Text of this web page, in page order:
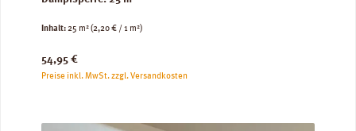
Inhalt:25 m²(2,20 € / 1 m²)
Regulärer Preis:
54,95 €
Preise inkl. MwSt. zzgl. Versandkosten